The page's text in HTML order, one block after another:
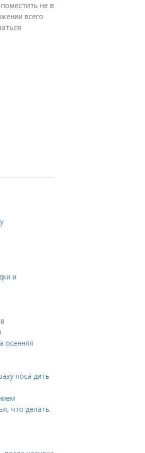
не в
всего
и
осенняя
поса дить
что делать.